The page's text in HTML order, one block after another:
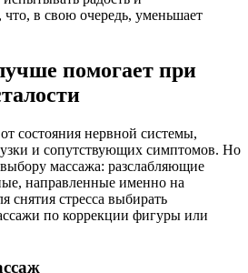
в свою очередь, уменьшает
помогает при
состояния нервной системы,
и сопутствующих симптомов. Но
массажа: разслабляющие
направленные именно на
снятия стресса выбирать
по коррекции фигуры или